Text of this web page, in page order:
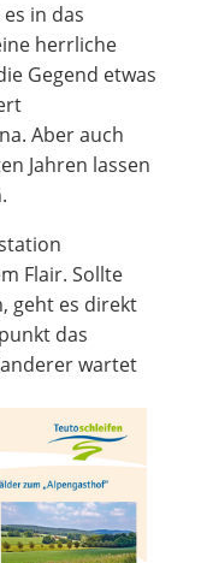
in das
herrliche
Gegend etwas
Aber auch
Jahren lassen
Flair. Sollte
geht es direkt
das
wartet